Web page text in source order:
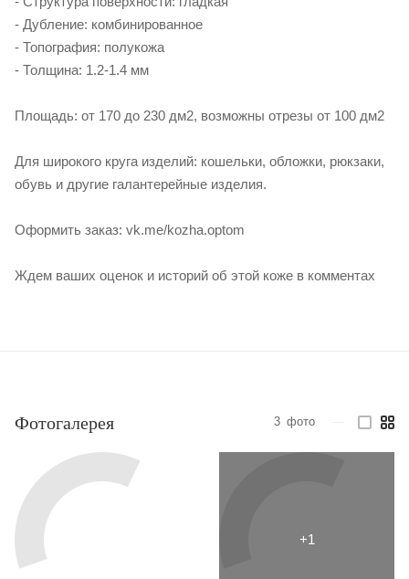
- Дубление: комбинированное
- Топография: полукожа
- Толщина: 1.2-1.4 мм
Площадь: от 170 до 230 дм2, возможны отрезы от 100 дм2
Для широкого круга изделий: кошельки, обложки, рюкзаки,
обувь и другие галантерейные изделия.
Оформить заказ: vk.me/kozha.optom
Ждем ваших оценок и историй об этой коже в комментах
Фотогалерея 3 фото